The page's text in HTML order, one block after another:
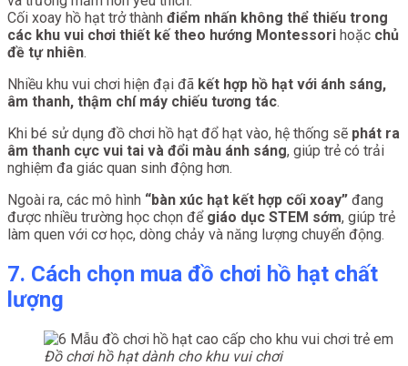
Cối xoay hồ hạt trở thành điểm nhấn không thể thiếu trong
các khu vui chơi thiết kế theo hướng Montessori hoặc chủ
đề tự nhiên.
Nhiều khu vui chơi hiện đại đã kết hợp hồ hạt với ánh sáng,
âm thanh, thậm chí máy chiếu tương tác.
Khi bé sử dụng đồ chơi hồ hạt đổ hạt vào, hệ thống sẽ phát ra
âm thanh cực vui tai và đổi màu ánh sáng, giúp trẻ có trải
nghiệm đa giác quan sinh động hơn.
Ngoài ra, các mô hình “bàn xúc hạt kết hợp cối xoay” đang
được nhiều trường học chọn để giáo dục STEM sớm, giúp trẻ
làm quen với cơ học, dòng chảy và năng lượng chuyển động.
7. Cách chọn mua đồ chơi hồ hạt chất
lượng
Đồ chơi hồ hạt dành cho khu vui chơi